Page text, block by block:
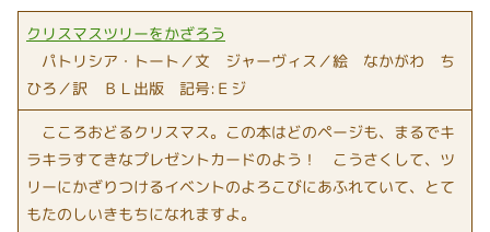
クリスマスツリーをかざろう
パトリシア・トート／文 ジャーヴィス／絵 なかがわ ち
ひろ／訳 ＢＬ出版 記号:Ｅジ
こころおどるクリスマス。この本はどのページも、まるでキ
ラキラすてきなプレゼントカードのよう！ こうさくして、ツ
リーにかざりつけるイベントのよろこびにあふれていて、とて
もたのしいきもちになれますよ。